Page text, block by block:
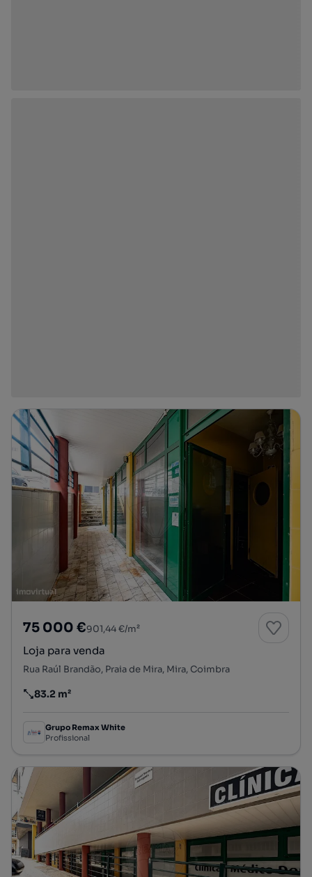
75 000 €901,44 €/m²
Loja para venda
Rua Raúl Brandão, Praia de Mira, Mira, Coimbra
Preço por metro quadrado
83.2 m²
Grupo Remax White
Profissional